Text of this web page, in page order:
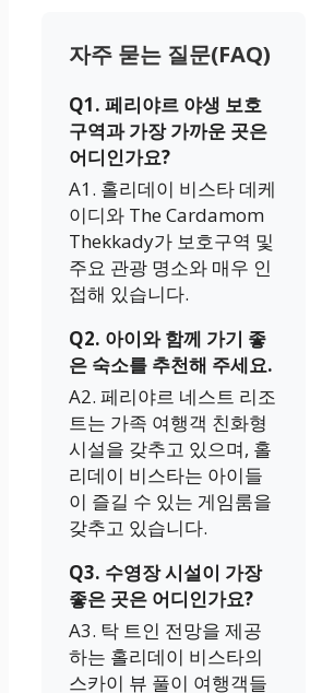
자주 묻는 질문(FAQ)
Q1. 페리야르 야생 보호
구역과 가장 가까운 곳은
어디인가요?
A1. 홀리데이 비스타 데케
이디와 The Cardamom
Thekkady가 보호구역 및
주요 관광 명소와 매우 인
접해 있습니다.
Q2. 아이와 함께 가기 좋
은 숙소를 추천해 주세요.
A2. 페리야르 네스트 리조
트는 가족 여행객 친화형
시설을 갖추고 있으며, 홀
리데이 비스타는 아이들
이 즐길 수 있는 게임룸을
갖추고 있습니다.
Q3. 수영장 시설이 가장
좋은 곳은 어디인가요?
A3. 탁 트인 전망을 제공
하는 홀리데이 비스타의
스카이 뷰 풀이 여행객들